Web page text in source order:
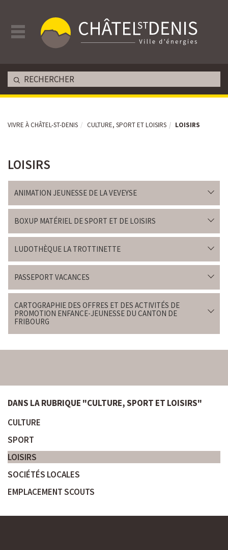
VIVRE À CHÂTEL-ST-DENIS CULTURE, SPORT ET LOISIRS LOISIRS
LOISIRS
ANIMATION JEUNESSE DE LA VEVEYSE
BOXUP MATÉRIEL DE SPORT ET DE LOISIRS
LUDOTHÈQUE LA TROTTINETTE
PASSEPORT VACANCES
CARTOGRAPHIE DES OFFRES ET DES ACTIVITÉS DE
PROMOTION ENFANCE-JEUNESSE DU CANTON DE
FRIBOURG
DANS LA RUBRIQUE "CULTURE, SPORT ET LOISIRS"
CULTURE
SPORT
LOISIRS
SOCIÉTÉS LOCALES
EMPLACEMENT SCOUTS